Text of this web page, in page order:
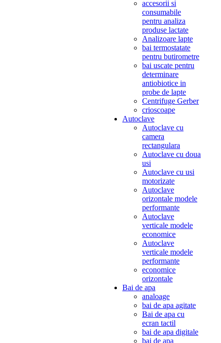
accesorii si
consumabile
pentru analiza
produse lactate
Analizoare lapte
bai termostatate
pentru butirometre
bai uscate pentru
determinare
antiobiotice in
probe de lapte
Centrifuge Gerber
crioscoape
Autoclave
Autoclave cu
camera
rectangulara
Autoclave cu doua
usi
Autoclave cu usi
motorizate
Autoclave
orizontale modele
performante
Autoclave
verticale modele
economice
Autoclave
verticale modele
performante
economice
orizontale
Bai de apa
analoage
bai de apa agitate
Bai de apa cu
ecran tactil
bai de apa digitale
bai de apa